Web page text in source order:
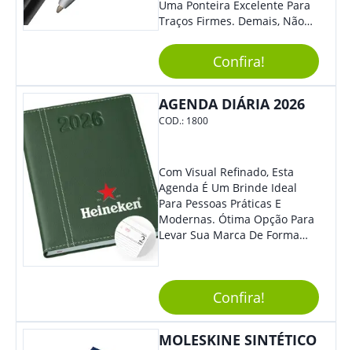
Uma Ponteira Excelente Para
Traços Firmes. Demais, Não
Confira!
AGENDA DIÁRIA 2026
COD.: 1800
Com Visual Refinado, Esta
Agenda É Um Brinde Ideal
Para Pessoas Práticas E
Modernas. Ótima Opção Para
Levar Sua Marca De Forma
Reuniões Corporativas Ou Até
Mesmo Para Presentear
Colaboradores E Parceiros De
Confira!
MOLESKINE SINTÉTICO